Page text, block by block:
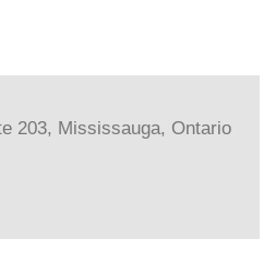
203, Mississauga, Ontario